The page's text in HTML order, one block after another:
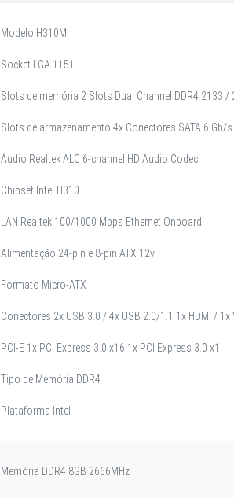
Modelo H310M
Socket LGA 1151
Slots de memória 2 Slots Dual Channel DDR4 2133
Slots de armazenamento 4x Conectores SATA 6 Gb/s
Áudio Realtek ALC 6-channel HD Audio Codec
Chipset Intel H310
LAN Realtek 100/1000 Mbps Ethernet Onboard
Alimentação 24-pin e 8-pin ATX 12v
Formato Micro-ATX
Conectores 2x USB 3.0 / 4x USB 2.0/1.1 1x HDMI / 1x
PCI-E 1x PCI Express 3.0 x16 1x PCI Express 3.0 x1
Tipo de Memória DDR4
Plataforma Intel
Memória DDR4 8GB 2666MHz